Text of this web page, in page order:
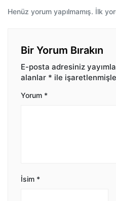
Henüz yorum yapılmamış. İlk
Bir Yorum Bırakın
E-posta adresiniz
alanlar * ile
Yorum *
İsim *